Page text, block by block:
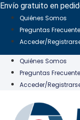
Ir
contenido
Envío gratuito en
Quiénes Somos
Preguntas
Acceder/
Quiénes Somos
Preguntas
Acceder/